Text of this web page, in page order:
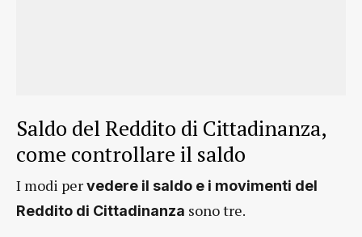
Saldo del Reddito di Cittadinanza,
come controllare il saldo
I modi pervedere il saldo e i movimenti del
Reddito di Cittadinanza sono tre.